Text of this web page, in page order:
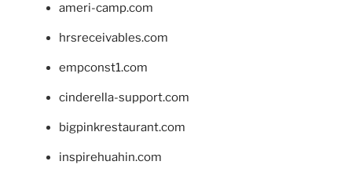
ameri-camp.com
hrsreceivables.com
empconst1.com
cinderella-support.com
bigpinkrestaurant.com
inspirehuahin.com